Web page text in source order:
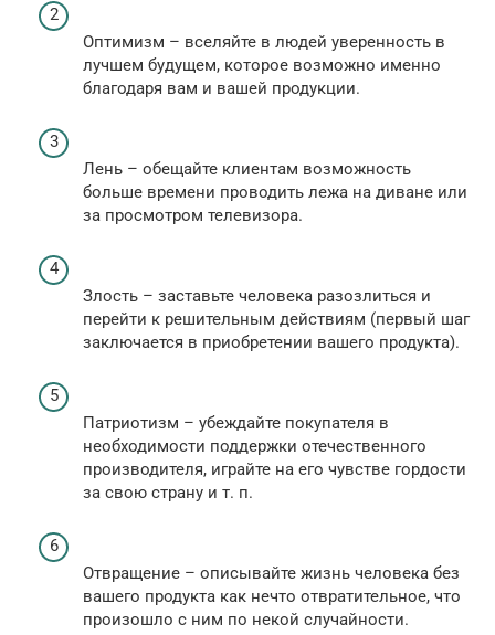
Оптимизм – вселяйте в людей уверенность в
лучшем будущем, которое возможно именно
благодаря вам и вашей продукции.
Лень – обещайте клиентам возможность
больше времени проводить лежа на диване или
за просмотром телевизора.
Злость – заставьте человека разозлиться и
перейти к решительным действиям (первый шаг
заключается в приобретении вашего продукта).
Патриотизм – убеждайте покупателя в
необходимости поддержки отечественного
производителя, играйте на его чувстве гордости
за свою страну и т. п.
Отвращение – описывайте жизнь человека без
вашего продукта как нечто отвратительное, что
произошло с ним по некой случайности.